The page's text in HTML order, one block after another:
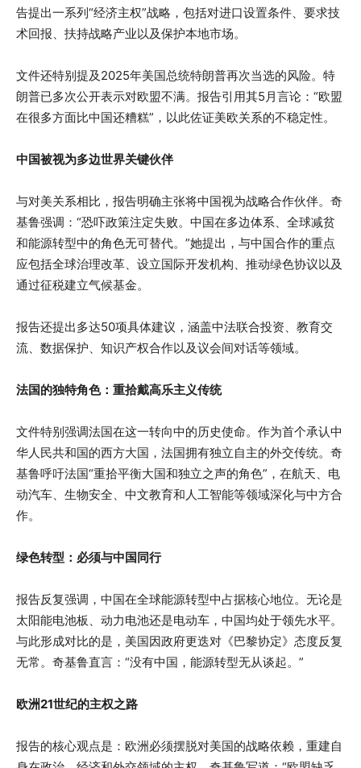
告提出一系列“经济主权”战略，包括对进口设置条件、要求技
术回报、扶持战略产业以及保护本地市场。
文件还特别提及2025年美国总统特朗普再次当选的风险。特
朗普已多次公开表示对欧盟不满。报告引用其5月言论：“欧盟
在很多方面比中国还糟糕”，以此佐证美欧关系的不稳定性。
中国被视为多边世界关键伙伴
与对美关系相比，报告明确主张将中国视为战略合作伙伴。奇
基鲁强调：“恐吓政策注定失败。中国在多边体系、全球减贫
和能源转型中的角色无可替代。”她提出，与中国合作的重点
应包括全球治理改革、设立国际开发机构、推动绿色协议以及
通过征税建立气候基金。
报告还提出多达50项具体建议，涵盖中法联合投资、教育交
流、数据保护、知识产权合作以及议会间对话等领域。
法国的独特角色：重拾戴高乐主义传统
文件特别强调法国在这一转向中的历史使命。作为首个承认中
华人民共和国的西方大国，法国拥有独立自主的外交传统。奇
基鲁呼吁法国“重拾平衡大国和独立之声的角色”，在航天、电
动汽车、生物安全、中文教育和人工智能等领域深化与中方合
作。
绿色转型：必须与中国同行
报告反复强调，中国在全球能源转型中占据核心地位。无论是
太阳能电池板、动力电池还是电动车，中国均处于领先水平。
与此形成对比的是，美国因政府更迭对《巴黎协定》态度反复
无常。奇基鲁直言：“没有中国，能源转型无从谈起。”
欧洲21世纪的主权之路
报告的核心观点是：欧洲必须摆脱对美国的战略依赖，重建自